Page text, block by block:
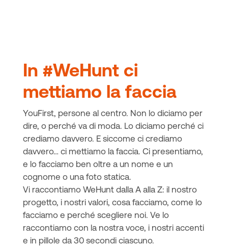
In #WeHunt ci
mettiamo la faccia
YouFirst, persone al centro. Non lo diciamo per
dire, o perché va di moda. Lo diciamo perché ci
crediamo davvero. E siccome ci crediamo
davvero… ci mettiamo la faccia. Ci presentiamo,
e lo facciamo ben oltre a un nome e un
cognome o una foto statica.
Vi raccontiamo WeHunt dalla A alla Z: il nostro
progetto, i nostri valori, cosa facciamo, come lo
facciamo e perché scegliere noi. Ve lo
raccontiamo con la nostra voce, i nostri accenti
e in pillole da 30 secondi ciascuno.